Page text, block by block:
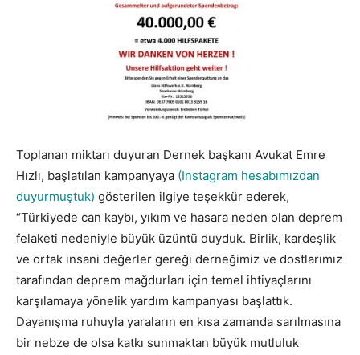
Toplanan miktarı duyuran Dernek başkanı Avukat Emre
Hızlı, başlatılan kampanyaya (Instagram hesabımızdan
duyurmuştuk) gösterilen ilgiye teşekkür ederek,
“Türkiyede can kaybı, yıkım ve hasara neden olan deprem
felaketi nedeniyle büyük üzüntü duyduk. Birlik, kardeşlik
ve ortak insani değerler gereği derneğimiz ve dostlarımız
tarafından deprem mağdurları için temel ihtiyaçlarını
karşılamaya yönelik yardım kampanyası başlattık.
Dayanışma ruhuyla yaraların en kısa zamanda sarılmasına
bir nebze de olsa katkı sunmaktan büyük mutluluk